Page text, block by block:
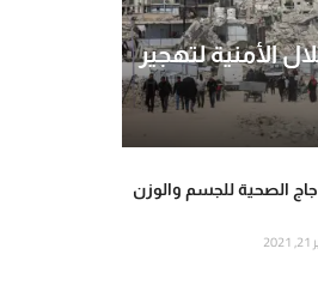
الأمنية لتهجير
الصحية للجسم والوزن